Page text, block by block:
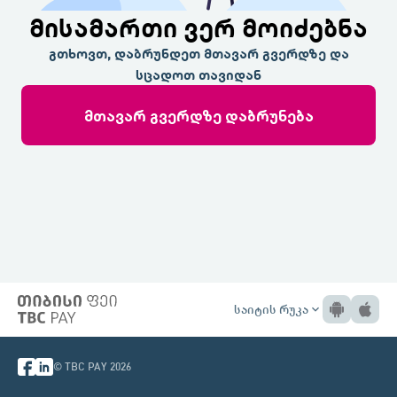
მისამართი ვერ მოიძებნა
გთხოვთ, დაბრუნდეთ მთავარ გვერდზე და
სცადოთ თავიდან
მთავარ გვერდზე დაბრუნება
საიტის რუკა expand_more
© TBC PAY 2026